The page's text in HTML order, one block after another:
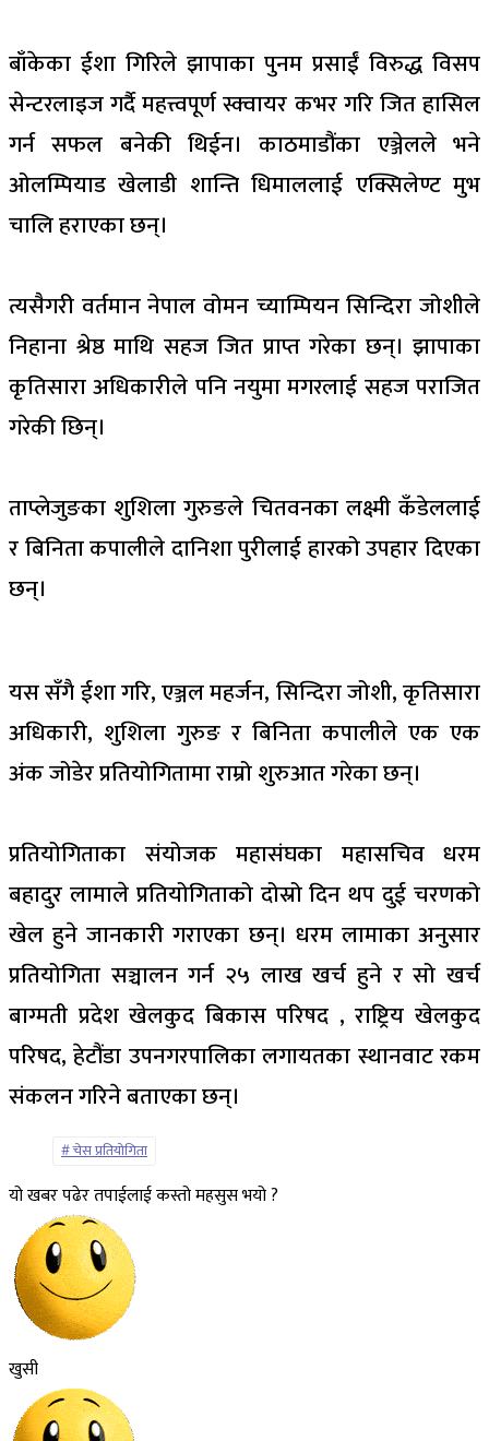
बाँकेका ईशा गिरिले झापाका पुनम प्रसाईं विरुद्ध विसप
सेन्टरलाइज गर्दै महत्त्वपूर्ण स्क्वायर कभर गरि जित हासिल
गर्न सफल बनेकी थिईन। काठमाडौंका एञ्जेलले भने
ओलम्पियाड खेलाडी शान्ति धिमाललाई एक्सिलेण्ट मुभ
चालि हराएका छन्।
त्यसैगरी वर्तमान नेपाल वोमन च्याम्पियन सिन्दिरा जोशीले
निहाना श्रेष्ठ माथि सहज जित प्राप्त गरेका छन्। झापाका
कृतिसारा अधिकारीले पनि नयुमा मगरलाई सहज पराजित
गरेकी छिन्।
ताप्लेजुङका शुशिला गुरुङले चितवनका लक्ष्मी कँडेललाई
र बिनिता कपालीले दानिशा पुरीलाई हारको उपहार दिएका
छन्।
यस सँगै ईशा गरि, एञ्जल महर्जन, सिन्दिरा जोशी, कृतिसारा
अधिकारी, शुशिला गुरुङ र बिनिता कपालीले एक एक
अंक जोडेर प्रतियोगितामा राम्रो शुरुआत गरेका छन्।
प्रतियोगिताका संयोजक महासंघका महासचिव धरम
बहादुर लामाले प्रतियोगिताको दोस्रो दिन थप दुई चरणको
खेल हुने जानकारी गराएका छन्। धरम लामाका अनुसार
प्रतियोगिता सञ्चालन गर्न २५ लाख खर्च हुने र सो खर्च
बाग्मती प्रदेश खेलकुद बिकास परिषद , राष्ट्रिय खेलकुद
परिषद, हेटौंडा उपनगरपालिका लगायतका स्थानवाट रकम
संकलन गरिने बताएका छन्।
चेस प्रतियोगिता
यो खबर पढेर तपाईलाई कस्तो महसुस भयो ?
खुसी